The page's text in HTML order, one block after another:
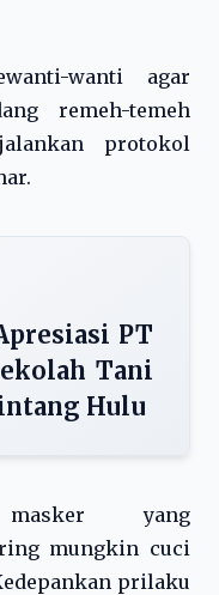
wanti agar
remeh-temeh
protokol
PT
Tani
Hulu
yang
mungkin cuci
prilaku